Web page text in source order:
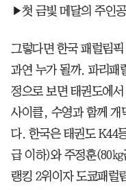
▶첫 금빛 메달의 주인
그렇다면 한국 패럴림
과연 누가 될까. 파리패
정으로 보면 태권도에
사이클, 수영과 함께 개
다. 한국은 태권도 K44
급 이하)와 주정훈(80
랭킹 2위이자 도쿄패럴